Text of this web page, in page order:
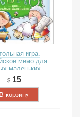
игра.
мемо для
маленьких
15
В корзину